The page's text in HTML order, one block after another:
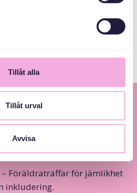
Tillåt alla
Tillåt urval
Avvisa
– Föräldraträffar för jämlikhet
inkludering.